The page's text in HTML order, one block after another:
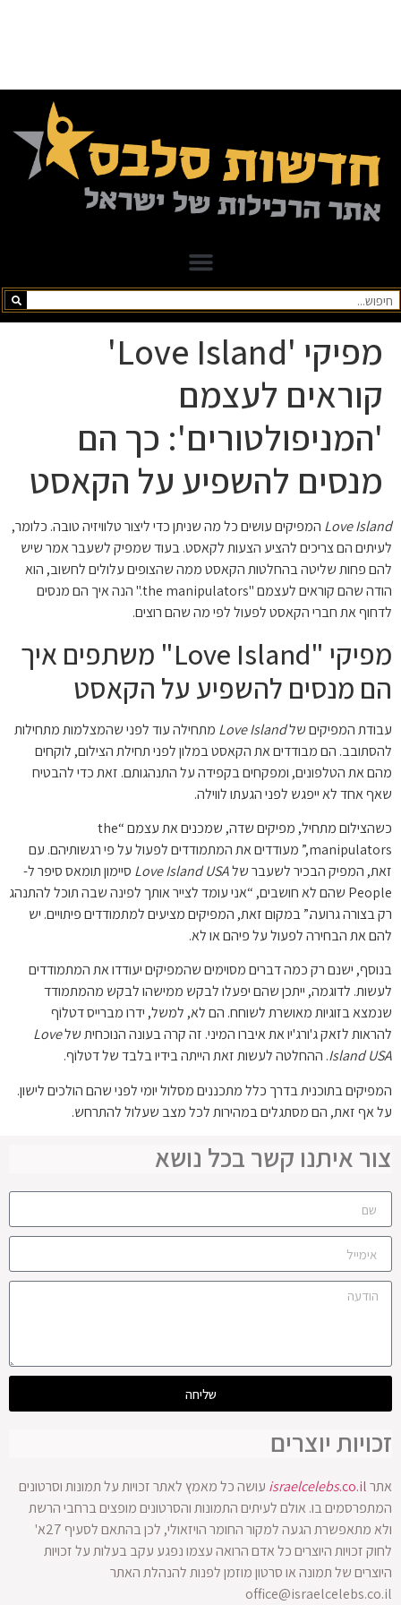
מפיקי 'Love Island'
קוראים לעצמם
'המניפולטורים': כך הם
מנסים להשפיע על הקאסט
Love Island המפיקים עושים כל מה שניתן כדי ליצור טלוויזיה טובה. כלומר,
לעיתים הם צריכים להציע הצעות לקאסט. בעוד שמפיק לשעבר אמר שיש
להם פחות שליטה בהחלטות הקאסט ממה שהצופים עלולים לחשוב, הוא
הודה שהם קוראים לעצמם "the manipulators." הנה איך הם מנסים
לדחוף את חברי הקאסט לפעול לפי מה שהם רוצים.
מפיקי "Love Island" משתפים איך
הם מנסים להשפיע על הקאסט
עבודת המפיקים שלLove Island מתחילה עוד לפני שהמצלמות מתחילות
להסתובב. הם מבודדים את הקאסט במלון לפני תחילת הצילום, לוקחים
מהם את הטלפונים, ומפקחים בקפידה על התנהגותם. זאת כדי להבטיח
שאף אחד לא ייפגש לפני הגעתו לווילה.
כשהצילום מתחיל, מפיקים שדה, שמכנים את עצמם “the
manipulators,” מעודדים את המתמודדים לפעול על פי רגשותיהם. עם
זאת, המפיק הבכיר לשעבר שלLove Island USA סיימון תומאס סיפר ל-
People שהם לא חושבים, “אני עומד לצייר אותך לפינה שבה תוכל להתנהג
רק בצורה גרועה.” במקום זאת, המפיקים מציעים למתמודדים פיתויים. יש
להם את הבחירה לפעול על פיהם או לא.
בנוסף, ישנם רק כמה דברים מסוימים שהמפיקים יעודדו את המתמודדים
לעשות. לדוגמה, ייתכן שהם יפעלו לבקש ממישהו לבקש מהמתמודד
שנמצא בזוגיות מאושרת לשוחח. הם לא, למשל, ידרו מברייס דטלוֹף
להראות לזאק ג'ורג'יו את איברו המיני. זה קרה בעונה הנוכחית שלLove
Island USA. ההחלטה לעשות זאת הייתה בידיו בלבד של דטלוֹף.
המפיקים בתוכנית בדרך כלל מתכננים מסלול יומי לפני שהם הולכים לישון.
על אף זאת, הם מסתגלים במהירות לכל מצב שעלול להתרחש.
צור איתנו קשר בכל נושא
שליחה
זכויות יוצרים
אתר israelcelebs.co.il
עושה כל מאמץ לאתר זכויות על תמונות וסרטונים
המתפרסמים בו. אולם לעיתים התמונות והסרטונים מופצים ברחבי הרשת
ולא מתאפשרת הגעה למקור החומר הויזאולי, לכן בהתאם לסעיף 27א'
לחוק זכויות היוצרים כל אדם הרואה עצמו נפגע עקב בעלות על זכויות
היוצרים של תמונה או סרטון מוזמן לפנות להנהלת האתר
office@israelcelebs.co.il